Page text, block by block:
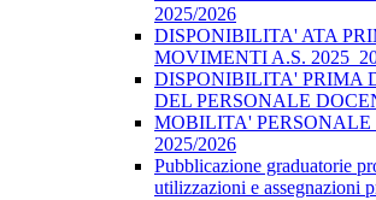
2025/2026
DISPONIBILITA' ATA
MOVIMENTI A.S.
DISPONIBILITA' PRIMA
DEL PERSONALE
MOBILITA' PERSONALE
2025/2026
Pubblicazione graduatorie
utilizzazioni e assegnazioni